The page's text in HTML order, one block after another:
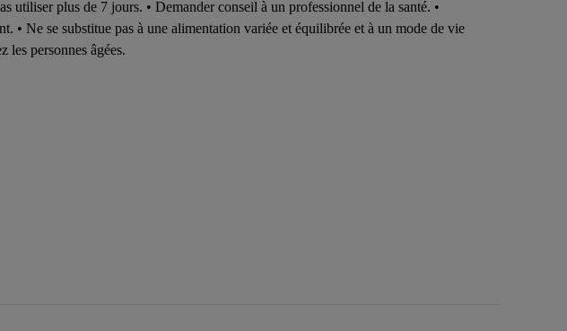
utiliser plus de 7 jours. • Demander conseil à un professionnel de la santé. •
• Ne se substitue pas à une alimentation variée et équilibrée et à un mode de vie
les personnes âgées.